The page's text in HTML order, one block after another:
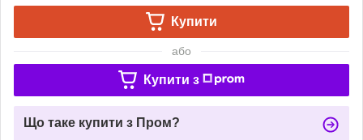
Купити
або
Купити з
Що таке купити з Пром?